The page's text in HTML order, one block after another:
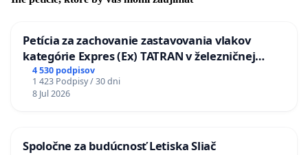
Petícia za zachovanie zastavovania vlakov
kategórie Expres (Ex) TATRAN v železničnej
stanici Púchov
4 530 podpisov
1 423 Podpisy / 30 dni
8 Jul 2026
Spoločne za budúcnosť Letiska Sliač